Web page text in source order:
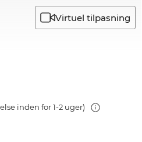
Virtuel tilpasning
inden for 1-2 uger)